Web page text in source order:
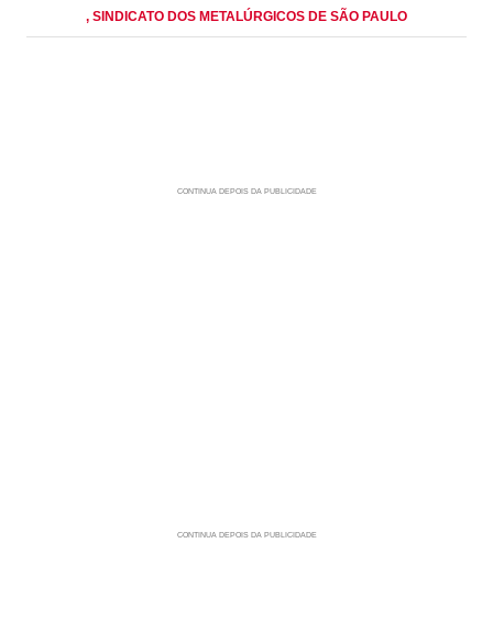
, SINDICATO DOS METALÚRGICOS DE SÃO PAULO